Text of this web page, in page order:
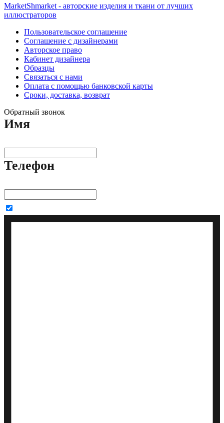
MarketShmarket - авторские изделия и ткани от лучших
иллюстраторов
Пользовательское соглашение
Соглашение с дизайнерами
Авторское право
Кабинет дизайнера
Образцы
Связаться с нами
Оплата с помощью банковской карты
Сроки, доставка, возврат
Обратный звонок
Имя
Телефон